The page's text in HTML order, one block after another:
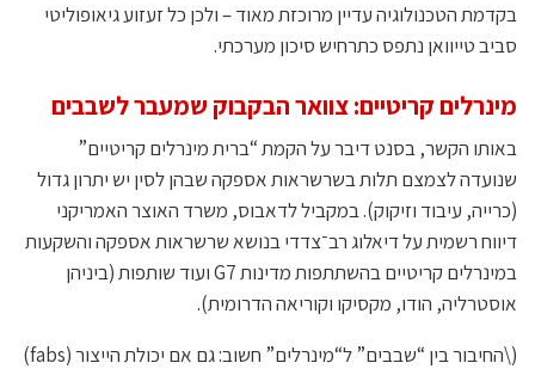
בקדמת הטכנולוגיה עדיין מרוכזת מאוד – ולכן כל זעזוע גיאופוליטי
סביב טייוואן נתפס כתרחיש סיכון מערכתי.
מינרלים קריטיים: צוואר הבקבוק שמעבר לשבבים
באותו הקשר, בסנט דיבר על הקמת “ברית מינרלים קריטיים”
שנועדה לצמצם תלות בשרשראות אספקה שבהן לסין יש יתרון גדול
(כרייה, עיבוד וזיקוק). במקביל לדאבוס, משרד האוצר האמריקני
דיווח רשמית על דיאלוג רב־צדדי בנושא שרשראות אספקה והשקעות
במינרלים קריטיים בהשתתפות מדינות G7 ועוד שותפות (ביניהן
אוסטרליה, הודו, מקסיקו וקוריאה הדרומית).
(\החיבור בין “שבבים” ל“מינרלים” חשוב: גם אם יכולת הייצור (fabs)